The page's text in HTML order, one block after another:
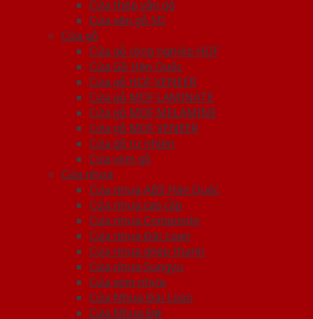
Cửa thép vân gỗ
Cửa vân gỗ 5D
Cửa gỗ
Cửa gỗ công nghiệp HDF
Cửa Gỗ Hàn Quốc
Cửa gỗ HDF VENEER
Cửa gỗ MDF LAMINATE
Cửa gỗ MDF MELAMINE
Cửa gỗ MDF VENEER
Cửa gỗ tự nhiên
Cửa vòm gỗ
Cửa nhựa
Cửa nhựa ABS Hàn Quốc
Cửa nhựa cao cấp
Cửa nhựa Composite
Cửa nhựa Đài Loan
Cửa nhựa ghép thanh
Cửa nhựa Sungyu
Cửa vòm nhựa
Cửa Nhựa Đài Loan
Cửa Nhựa Đẹp